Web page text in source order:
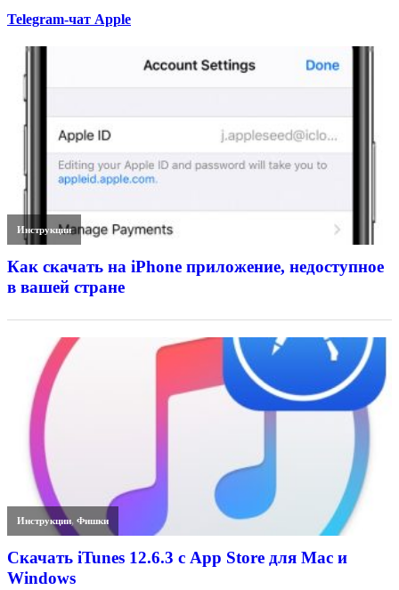
Telegram-чат Apple
Инструкции
Как скачать на iPhone приложение, недоступное
в вашей стране
Инструкции,Фишки
Скачать iTunes 12.6.3 с App Store для Mac и
Windows